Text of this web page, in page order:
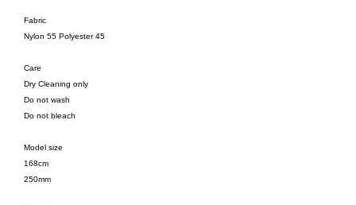
Fabric
Nylon 55 Polyester 45
Care
Dry Cleaning only
Do not wash
Do not bleach
Model size
168cm
250mm